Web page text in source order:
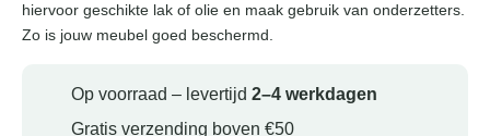
hiervoor geschikte lak of olie en maak gebruik van onderzetters.
Zo is jouw meubel goed beschermd.
Op voorraad – levertijd 2–4 werkdagen
Gratis verzending boven €50